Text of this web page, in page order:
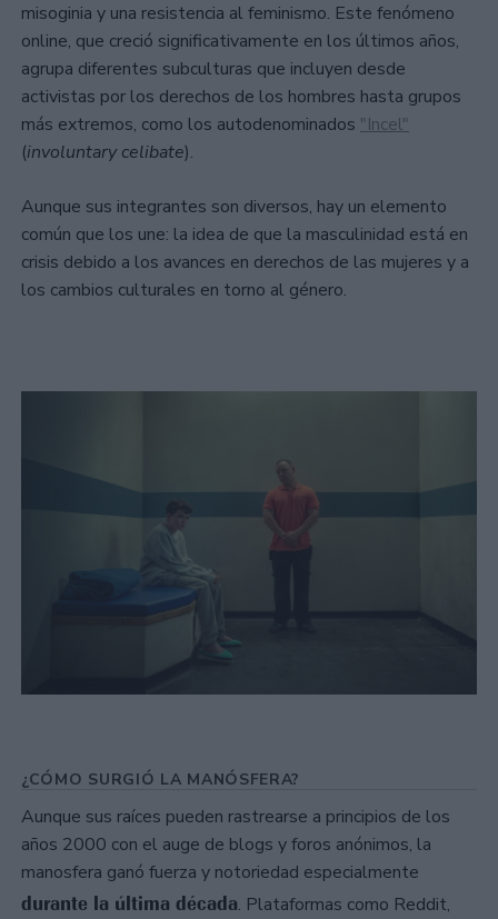
misoginia y una resistencia al feminismo. Este fenómeno
online, que creció significativamente en los últimos años,
agrupa diferentes subculturas que incluyen desde
activistas por los derechos de los hombres hasta grupos
más extremos, como los autodenominados "Incel"
(involuntary celibate).
Aunque sus integrantes son diversos, hay un elemento
común que los une: la idea de que la masculinidad está en
crisis debido a los avances en derechos de las mujeres y a
los cambios culturales en torno al género.
¿CÓMO SURGIÓ LA MANÓSFERA?
Aunque sus raíces pueden rastrearse a principios de los
años 2000 con el auge de blogs y foros anónimos, la
manosfera ganó fuerza y notoriedad especialmente
durante la última década. Plataformas como Reddit,